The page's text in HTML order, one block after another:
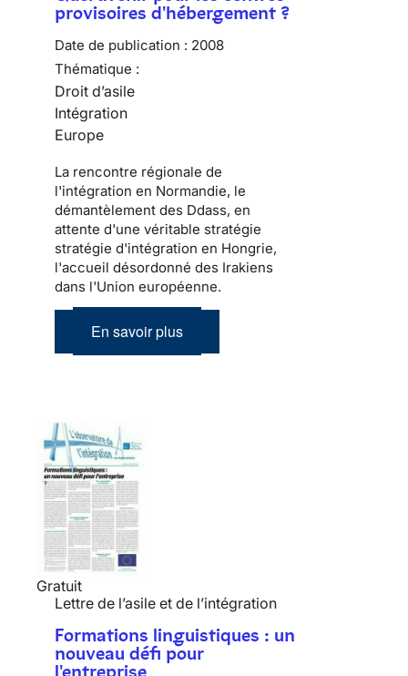
provisoires d'hébergement ?
Date de publication : 2008
Thématique :
Droit d’asile
Intégration
Europe
La rencontre régionale de
l'intégration en Normandie, le
démantèlement des Ddass, en
attente d'une véritable stratégie
stratégie d'intégration en Hongrie,
l'accueil désordonné des Irakiens
dans l'Union européenne.
En savoir plus
Gratuit
Lettre de l’asile et de l’intégration
Formations linguistiques : un
nouveau défi pour
l'entreprise